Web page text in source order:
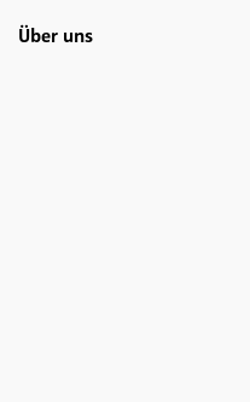
Über uns